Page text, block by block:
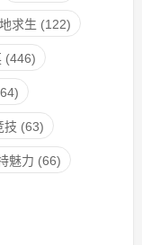
求生 (122)
(446)
技 (63)
魅力 (66)